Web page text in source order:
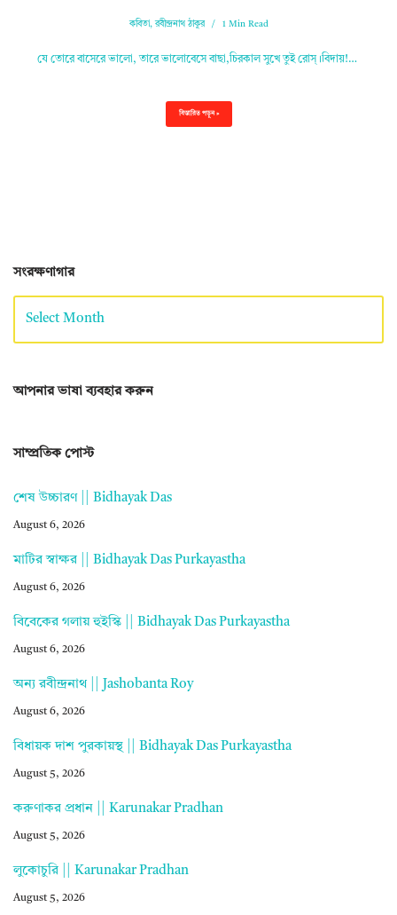
কবিতা,রবীন্দ্রনাথ ঠাকুর 1 Min Read
যে তোরে বাসেরে ভালো, তারে ভালোবেসে বাছা,চিরকাল সুখে তুই রোস্‌।বিদায়!…
বিস্তারিত পড়ুন »
সংরক্ষণাগার
আপনার ভাষা ব্যবহার করুন
সাম্প্রতিক পোস্ট
শেষ উচ্চারণ || Bidhayak Das
August 6, 2026
মাটির স্বাক্ষর || Bidhayak Das Purkayastha
August 6, 2026
বিবেকের গলায় হুইস্কি || Bidhayak Das Purkayastha
August 6, 2026
অন্য রবীন্দ্রনাথ || Jashobanta Roy
August 6, 2026
বিধায়ক দাশ পুরকায়স্থ || Bidhayak Das Purkayastha
August 5, 2026
করুণাকর প্রধান || Karunakar Pradhan
August 5, 2026
লুকোচুরি || Karunakar Pradhan
August 5, 2026